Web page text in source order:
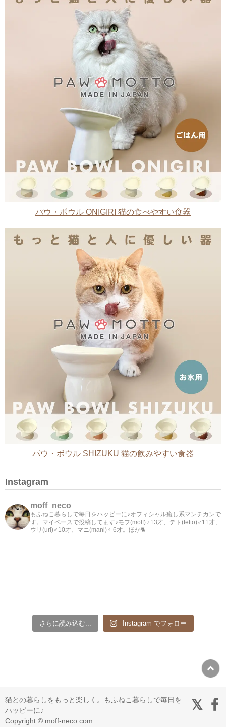
パウ・ボウル ONIGIRI 猫の食べやすい食器
パウ・ボウル SHIZUKU 猫の飲みやすい食器
Instagram
moff_neco
もふねこ暮らしで毎日をハッピーに♪オフィシャル癒し系マンチカンで
す。マイペースで投稿してます♪モフ(moff)♂13才、テト(tetto)♂11才、
ウリ(uri)♂10才、マニ(mani)♂ 6才。ほか🐈
さらに読み込む... Instagram でフォロー
猫との暮らしをもっと楽しく。もふねこ暮らしで毎日を
ハッピーに♪
Copyright © moff-neco.com